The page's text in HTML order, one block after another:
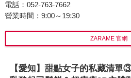
電話：052-763-7662
營業時間：9:00～19:30
ZARAME 官網
【愛知】甜點女子的私藏清單